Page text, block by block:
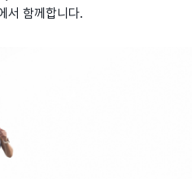
서 함께합니다.